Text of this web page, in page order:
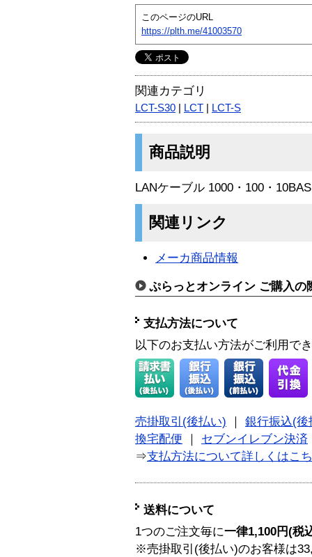
このページのURL
https://plth.me/41003570
関連カテゴリ
LCT-S30 LCT LCT-S
商品説明
LANケーブル 1000・100・
関連リンク
メーカ商品情報
ぷらっとオンライン ご購入の
支払方法について
以下のお支払い方法がご利用で
売掛取引(後払い)
銀行振込(後
換宅配便
セブンイレブン決済
⇒支払方法について詳しくはこ
送料について
1つのご注文毎に一律1,100円(税
※売掛取引(後払い)のお客様は